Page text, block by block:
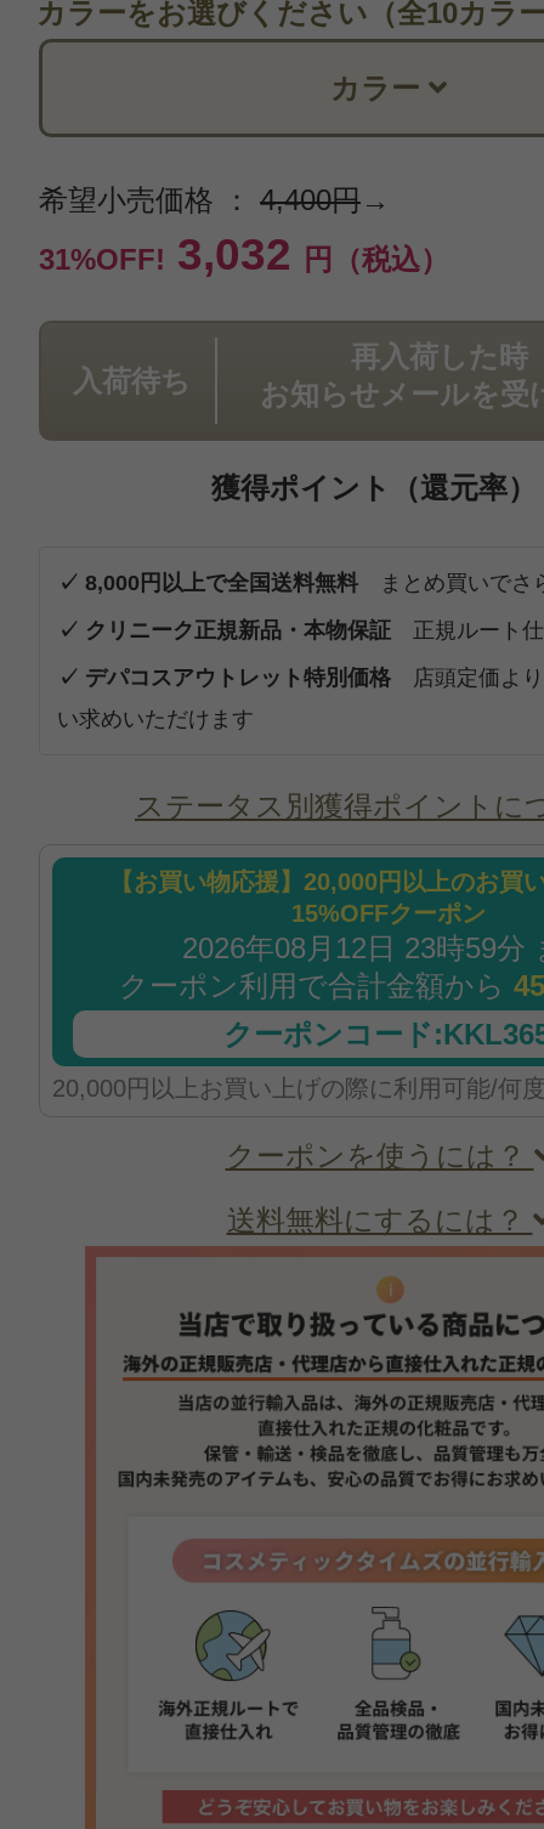
カラーをお選びください（全10カラ
カラー
希望小売価格 ： 4,400円→
31%OFF! 3,032 円（税込）
入荷待ち
再入荷した時
お知らせメールを受
獲得ポイント（還元率）
✓ 8,000円以上で全国送料無料 まとめ買いでさ
✓ クリニーク正規新品・本物保証 正規ルート
✓ デパコスアウトレット特別価格 店頭定価よ
い求めいただけます
ステータス別獲得ポイントに
【お買い物応援】20,000円以上のお買
15%OFFクーポン
2026年08月12日 23時59分
クーポン利用で合計金額から
クーポンコード
20,000円以上お買い上げの際に利用可能/何
クーポンを使うには？
送料無料にするには？